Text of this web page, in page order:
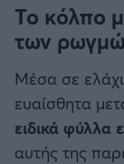
Το κόλπο
των
Μέσα σε
ευαίσθητα
ειδικά φύλλα
αυτής της